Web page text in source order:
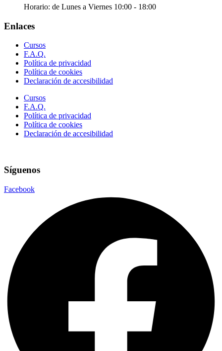
Horario: de Lunes a Viernes 10:00 - 18:00
Enlaces
Cursos
F.A.Q.
Política de privacidad
Política de cookies
Declaración de accesibilidad
Cursos
F.A.Q.
Política de privacidad
Política de cookies
Declaración de accesibilidad
Síguenos
Facebook